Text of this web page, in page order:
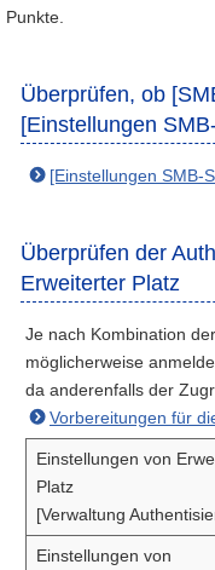
Punkte.
Überprüfen, ob
[Einstellungen
[Einstellungen SMB-
Überprüfen der
Erweiterter Platz
Je nach Kombination
möglicherweise
da anderenfalls der
Vorbereitungen für
Einstellungen von
Platz
[Verwaltung
Einstellungen von